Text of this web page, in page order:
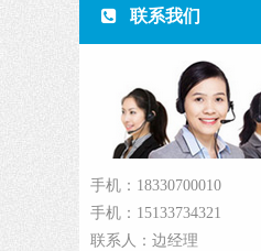
联系我们
手机：18330700010
手机：15133734321
联系人：边经理